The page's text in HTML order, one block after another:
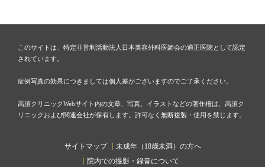
このサイトは、特定非営利活動法人日本美容外科医師会の適正医院として認定
されています。
症例写真の効果につきましては個人差がございますのでご了承ください。
高須クリニックWebサイト内の文章、写真、イラストなどの著作権は、高須ク
リニックおよび関連会社が保有します。許可なく無断複製・使用を禁じます。
サイトマップ
未成年（18歳未満）の方へ
院内での撮影・録音について